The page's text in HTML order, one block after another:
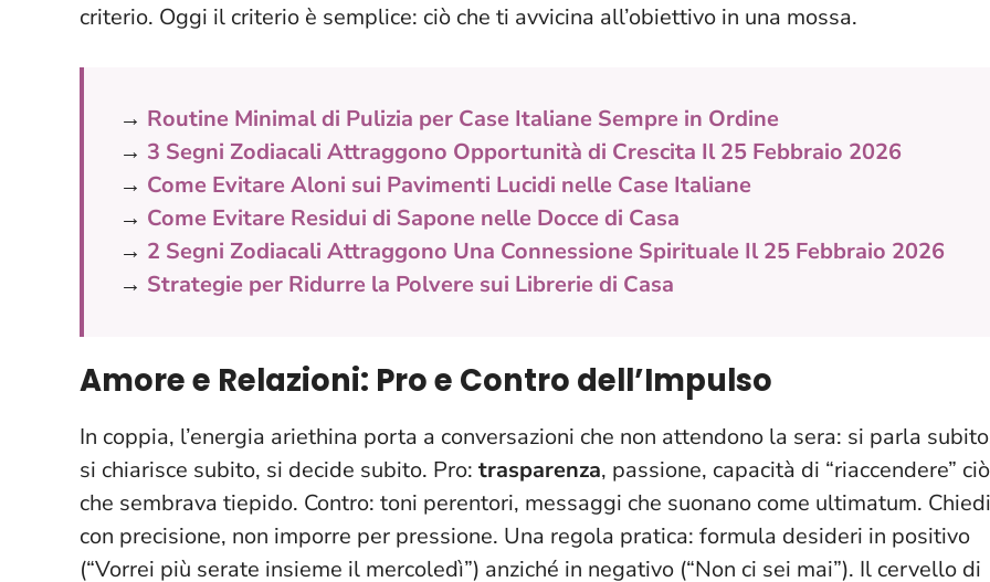
criterio. Oggi il criterio è semplice: ciò che ti avvicina all’obiettivo in una mossa.
→ Routine Minimal di Pulizia per Case Italiane Sempre in Ordine
→ 3 Segni Zodiacali Attraggono Opportunità di Crescita Il 25 Febbraio 2026
→ Come Evitare Aloni sui Pavimenti Lucidi nelle Case Italiane
→ Come Evitare Residui di Sapone nelle Docce di Casa
→ 2 Segni Zodiacali Attraggono Una Connessione Spirituale Il 25 Febbraio 2026
→ Strategie per Ridurre la Polvere sui Librerie di Casa
Amore e Relazioni: Pro e Contro dell’Impulso
In coppia, l’energia ariethina porta a conversazioni che non attendono la sera: si parla
si chiarisce subito, si decide subito. Pro: trasparenza, passione, capacità di “riaccendere” ciò
che sembrava tiepido. Contro: toni perentori, messaggi che suonano come ultimatum. Chiedi
con precisione, non imporre per pressione. Una regola pratica: formula desideri in positivo
(“Vorrei più serate insieme il mercoledì”) anziché in negativo (“Non ci sei mai”). Il cervello di